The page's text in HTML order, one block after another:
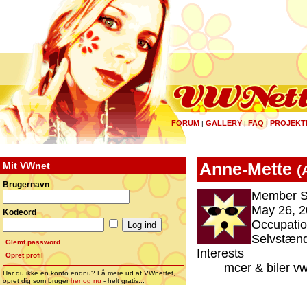
FORUM | GALLERY|FAQ |
Mit VWnet
Brugernavn
Kodeord
Glemt password
Opret profil
Har du ikke en konto endnu? Få mere ud af VWnettet,
opret dig som brugerher og nu - helt gratis...
Anne-Mette (
Member
May 26,
Interests
mcer & biler